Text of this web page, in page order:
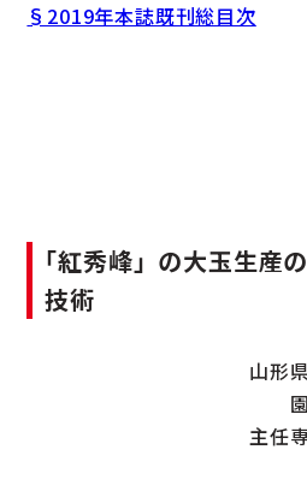
§2019年本誌既刊総目次
｢紅秀峰」の大玉生産
技術
山形
主任